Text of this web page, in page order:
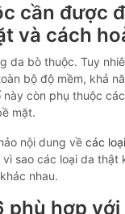
cần được
và cách
da bò thuộc. Tuy
bộ độ mềm, khả
còn phụ thuộc
mặt.
nội dung về các
vì sao các loại da thật
nhau.
phù hợp với